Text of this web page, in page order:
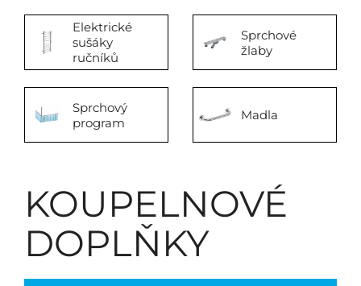
Elektrické
sušáky
ručníků
Sprchové
žlaby
Sprchový
program
Madla
KOUPELNOVÉ
DOPLŇKY